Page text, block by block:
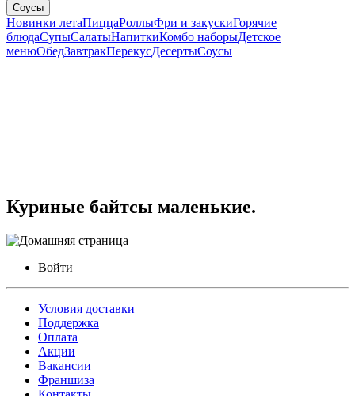
Соусы
Новинки летаПиццаРоллыФри и закускиГорячие
блюдаСупыСалатыНапиткиКомбо наборыДетское
менюОбедЗавтракПерекусДесертыСоусы
Куриные байтсы маленькие.
Войти
Условия доставки
Поддержка
Оплата
Акции
Вакансии
Франшиза